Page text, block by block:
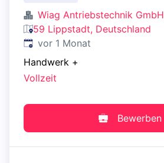
Wiag Antriebstechnik GmbH
59 Lippstadt, Deutschland
Veröffentlicht:
vor 1 Monat
Handwerk +
Vollzeit
Bewerben